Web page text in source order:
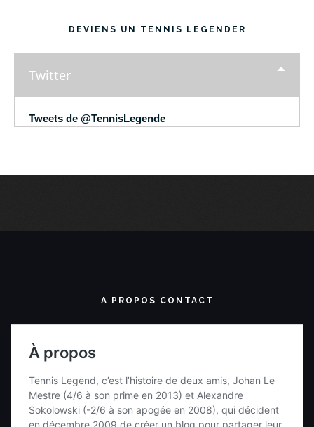
DEVIENS UN TENNIS LEGENDER
Twitter
Tweets de @TennisLegende
A PROPOS CONTACT